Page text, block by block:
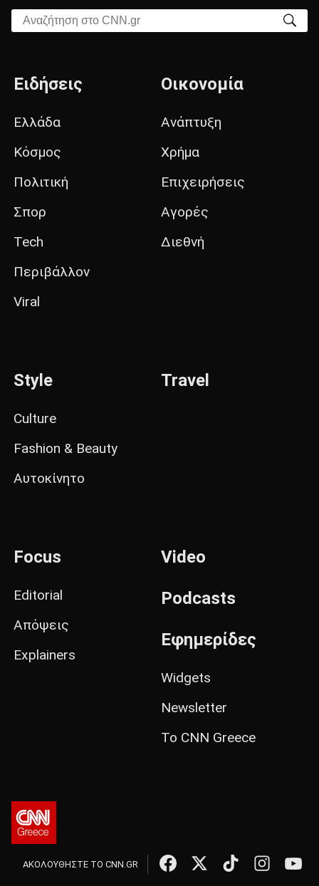
Αναζήτηση στο CNN.gr
Ειδήσεις
Ελλάδα
Κόσμος
Πολιτική
Σπορ
Tech
Περιβάλλον
Viral
Οικονομία
Ανάπτυξη
Χρήμα
Επιχειρήσεις
Αγορές
Διεθνή
Style
Culture
Fashion & Beauty
Αυτοκίνητο
Travel
Focus
Editorial
Απόψεις
Explainers
Video
Podcasts
Εφημερίδες
Widgets
Newsletter
Το CNN Greece
ΑΚΟΛΟΥΘΗΣΤΕ ΤΟ CNN.GR